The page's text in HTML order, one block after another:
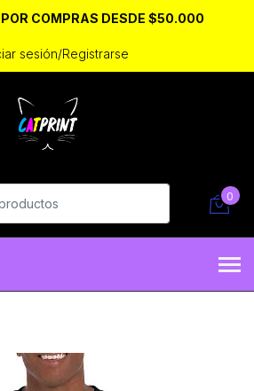
POR COMPRAS DESDE $50.000
sesión/Registrarse
0